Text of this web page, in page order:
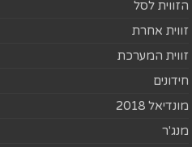
הזווית לסל
זווית אחרת
זווית המערכת
חידונים
מונדיאל 2018
מנג'ר